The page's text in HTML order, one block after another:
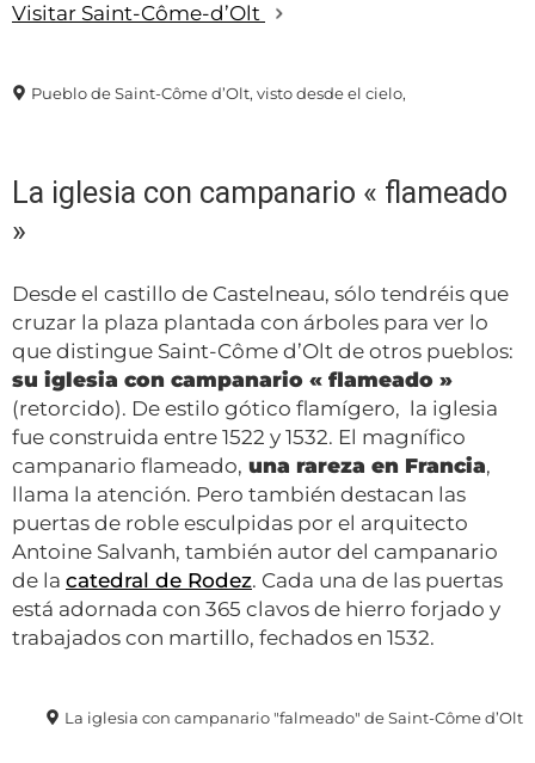
Pueblo de Saint-Côme d’Olt, visto desde el cielo,
Visitar Saint-Côme-d’Olt
La iglesia con campanario « flameado
»
Desde el castillo de Castelneau, sólo tendréis que
cruzar la plaza plantada con árboles para ver lo
que distingue Saint-Côme d’Olt de otros pueblos:
su iglesia con campanario « flameado »
(retorcido). De estilo gótico flamígero, la iglesia
fue construida entre 1522 y 1532. El magnífico
campanario flameado, una rareza en Francia,
llama la atención. Pero también destacan las
puertas de roble esculpidas por el arquitecto
Antoine Salvanh, también autor del campanario
de la catedral de Rodez. Cada una de las puertas
está adornada con 365 clavos de hierro forjado y
trabajados con martillo, fechados en 1532.
La iglesia con campanario "falmeado" de Saint-Côme d’Olt